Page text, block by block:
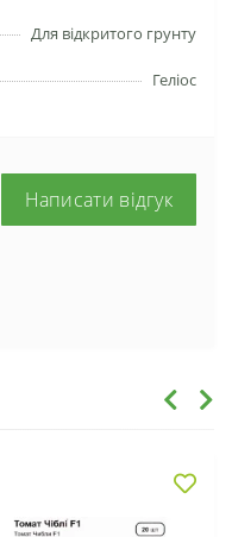
Для відкритого грунту
Геліос
Написати відгук